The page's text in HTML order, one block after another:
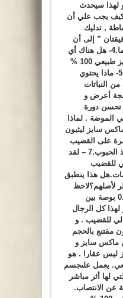
لهذا سيحدث
أكثر سهولة.3– كيف يجب علي أن
, تدليك
” إلى أن
يمتص قضيبكاللوثيون تماما.4- هل هناك أي
آثار جانبية؟لا . ماكس سايز طبيعي 100 %
دون أي موانع للاستخدام.5- ماذا يحتوي
النباتات
أعرض و
تحسن دورة
هي الموضة . لماذا
سايز ليثيون
على القضيب
أكثر كفاءةو أسرع من أخذ الحبوب.7 – لقد
للقضيب
هو 5.5 – 6 بوصات.هل هذا ينطبق
لأصلهم؟لاحظ
تقرير لجنة كنزي فرق 0.78 بوصة بين
كل الرجال
للقضيب . و
مقتنع بالحجم
بين ماكس سايز و
ليس عقارا . هو
يعمل علىجسم
لها أثر مباشر
عن الانتصاب.